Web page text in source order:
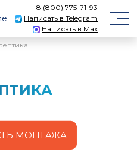
8 (800) 775-71-93
Написать в Telegram
Написать в Max
МОНТАЖА